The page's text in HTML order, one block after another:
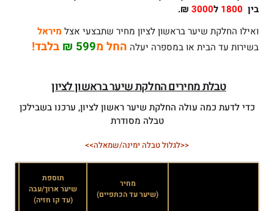
בין 1800 ל3000
₪.
ואילו החלקת שיער בראשון לציון מחיר שתבצעי אצל מיראל
בשירות עד הבית או במספרה יעלה החל מ599 ₪ בלבד!
טבלת מחירים החלקת שיער בראשון לציון
כדי לדעת כמה עולה החלקת שיער ראשון לציון, ערכנו בשבילכן
טבלה מסודרת
<<לגלול טבלה ימינה/שמאלה>>
מחיר
(שיער עד הכתפיים)
תוספת
שיער ארוך/עבה
(עד קו חזיה)